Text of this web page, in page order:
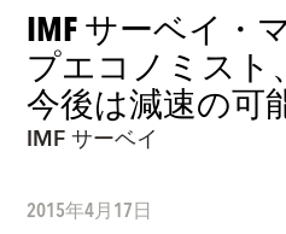
IMF サーベイ・
プエコノミスト
今後は減速の可
IMF サーベイ
2015年4月17日